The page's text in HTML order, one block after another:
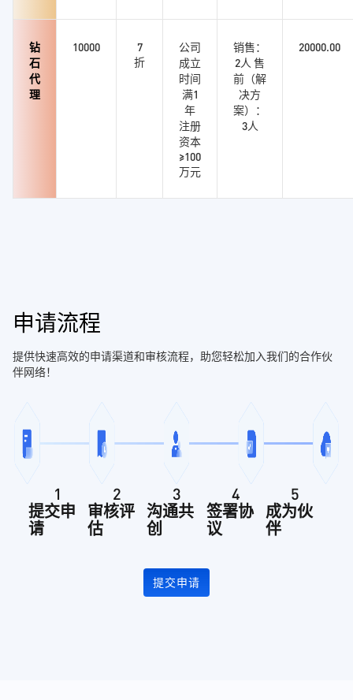
钻
石
代
理
10000
7
折
公司
成立
时间
满1
年
注册
资本
≥100
万元
销售：
2人 售
前（解
决方
案）：
3人
20000.00
申请流程
提供快速高效的申请渠道和审核流程，助您轻松加入我们的合作伙
伴网络！
1
提交申
请
2
审核评
估
3
沟通共
创
4
签署协
议
5
成为伙
伴
提交申请